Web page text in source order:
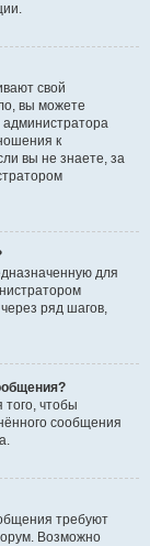
свой
вы можете
к
вы не знаете, за
для
ряд шагов,
чтобы
сообщения
требуют
Возможно